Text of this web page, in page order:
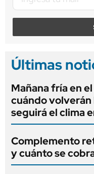
Últimas
Mañana fría en
cuándo
seguirá el clima
Complemento
y cuánto se